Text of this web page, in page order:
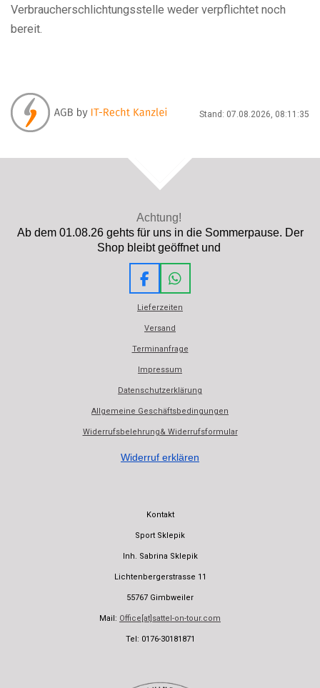
Verbraucherschlichtungsstelle weder verpflichtet noch
bereit.
Stand: 07.08.2026, 08:11:35
Achtung!
Ab dem 01.08.26 gehts für uns in die Sommerpause. Der
Shop bleibt geöffnet und
F
a
c
e
o
o
W
h
a
t
A
p
Lieferzeiten
Versand
Terminanfrage
Impressum
Datenschutzerklärung
Allgemeine Geschäftsbedingungen
Widerrufsbelehrung& Widerrufsformular
Widerruf erklären
Kontakt
Sport Sklepik
Inh. Sabrina Sklepik
Lichtenbergerstrasse 11
55767 Gimbweiler
Mail: Office[at]sattel-on-tour.com
Tel: 0176-30181871